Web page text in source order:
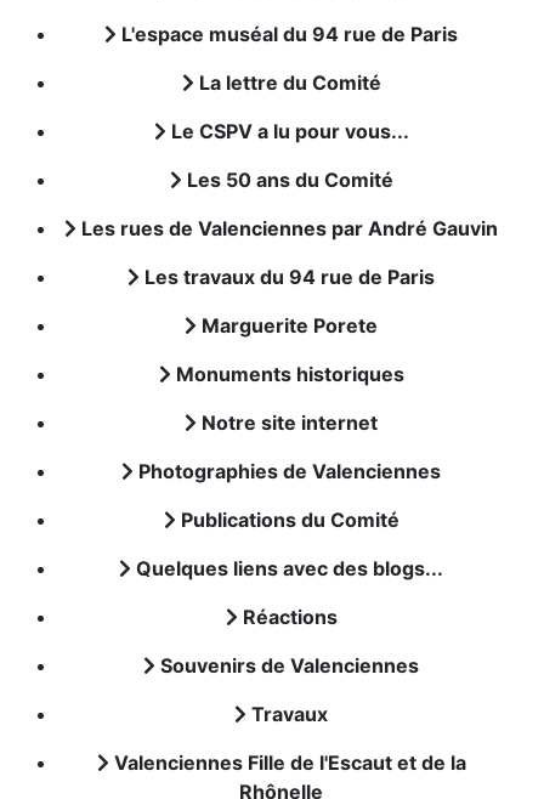
L'espace muséal du 94 rue de Paris
La lettre du Comité
Le CSPV a lu pour vous...
Les 50 ans du Comité
Les rues de Valenciennes par André Gauvin
Les travaux du 94 rue de Paris
Marguerite Porete
Monuments historiques
Notre site internet
Photographies de Valenciennes
Publications du Comité
Quelques liens avec des blogs...
Réactions
Souvenirs de Valenciennes
Travaux
Valenciennes Fille de l'Escaut et de la
Rhônelle